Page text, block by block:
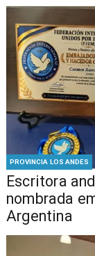
PROVINCIA LOS ANDES
Escritora
nombrada
Argentina